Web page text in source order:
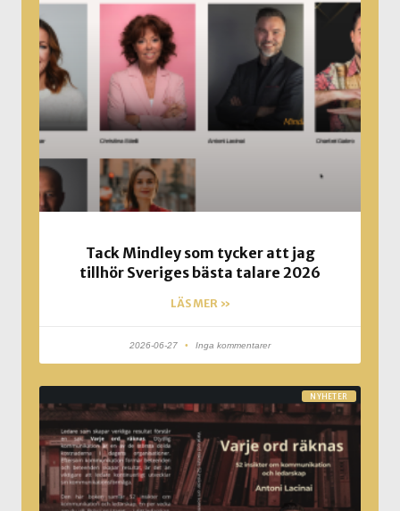
Tack Mindley som tycker att jag
tillhör Sveriges bästa talare 2026
LÄS MER »
2026-06-27 Inga kommentarer
NYHETER